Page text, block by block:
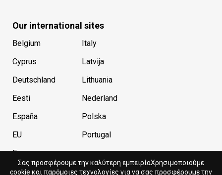
Our international sites
Belgium
Cyprus
Deutschland
Eesti
España
EU
France
Italy
Latvija
Lithuania
Nederland
Polska
Portugal
Σας προσφέρουμε την καλύτερη εμπειρίαΧρησιμοποιούμε
cookie και παρόμοιες τεχνολογίες για να σας προσφέρουμε την